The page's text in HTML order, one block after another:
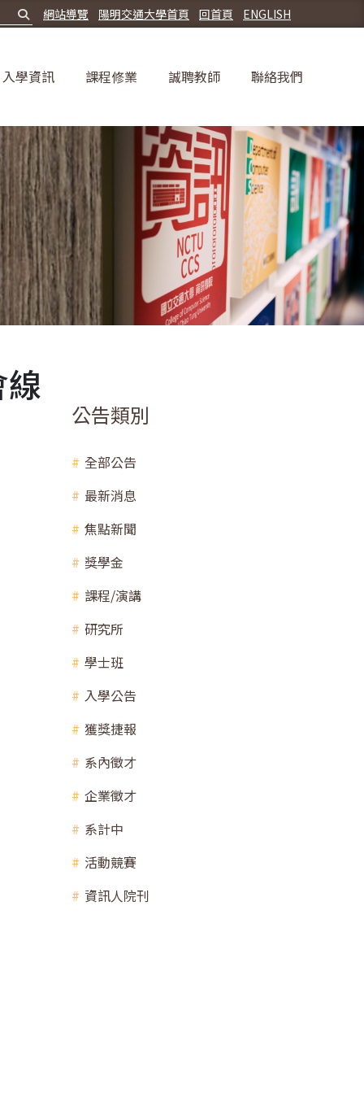
ENGLISH
回首頁
陽明交通大學首頁
網站導覽
入學資訊 課程修業 誠聘教師 聯絡我們
公告類別
全部公告
最新消息
焦點新聞
獎學金
課程/演講
研究所
學士班
入學公告
獲獎捷報
系內徵才
企業徵才
系計中
活動競賽
資訊人院刊